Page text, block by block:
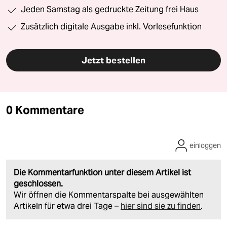
Jeden Samstag als gedruckte Zeitung frei Haus
Zusätzlich digitale Ausgabe inkl. Vorlesefunktion
Jetzt bestellen
0 Kommentare
Die Kommentarfunktion unter diesem Artikel ist
geschlossen.
Wir öffnen die Kommentarspalte bei ausgewählten
Artikeln für etwa drei Tage – hier sind sie zu finden.
einloggen